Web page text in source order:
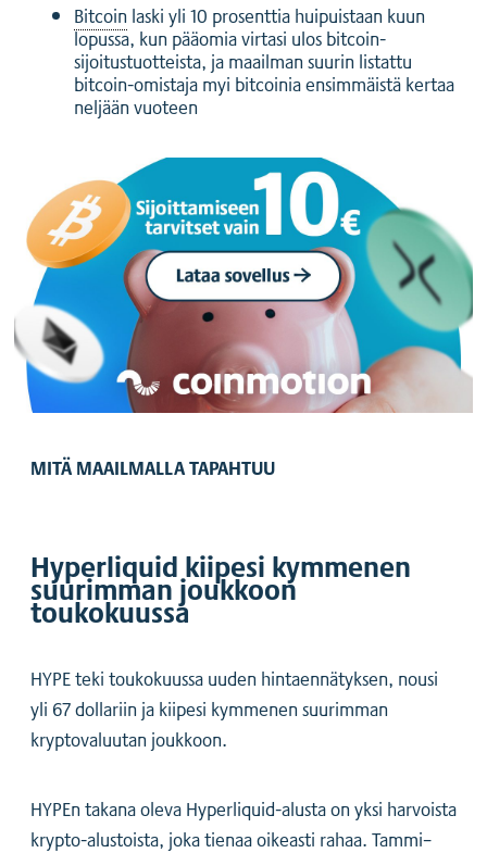
Bitcoin laski yli 10 prosenttia huipuistaan kuun
lopussa, kun pääomia virtasi ulos bitcoin-
sijoitustuotteista, ja maailman suurin listattu
bitcoin-omistaja myi bitcoinia ensimmäistä kertaa
neljään vuoteen
MITÄ MAAILMALLA TAPAHTUU
Hyperliquid kiipesi kymmenen
suurimman joukkoon
toukokuussa
HYPE teki toukokuussa uuden hintaennätyksen, nousi
yli 67 dollariin ja kiipesi kymmenen suurimman
kryptovaluutan joukkoon.
HYPEn takana oleva Hyperliquid-alusta on yksi harvoista
krypto-alustoista, joka tienaa oikeasti rahaa. Tammi–